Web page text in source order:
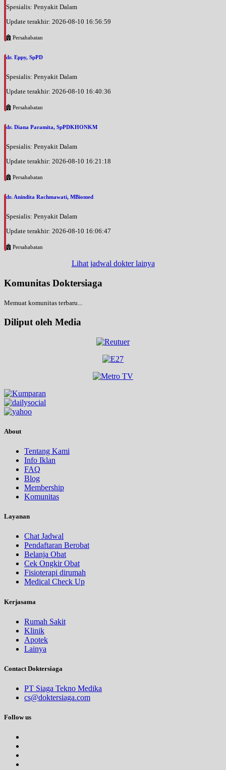
Spesialis: Penyakit Dalam
Update terakhir: 2026-08-10 16:56:59
Persahabatan
dr. Eppy, SpPD
Spesialis: Penyakit Dalam
Update terakhir: 2026-08-10 16:40:36
Persahabatan
dr. Diana Paramita, SpPDKHONKM
Spesialis: Penyakit Dalam
Update terakhir: 2026-08-10 16:21:18
Persahabatan
dr. Anindita Rachmawati, MBiomed
Spesialis: Penyakit Dalam
Update terakhir: 2026-08-10 16:06:47
Persahabatan
Lihat jadwal dokter lainya
Komunitas Doktersiaga
Memuat komunitas terbaru...
Diliput oleh Media
About
Tentang Kami
Info Iklan
FAQ
Blog
Membership
Komunitas
Layanan
Chat Jadwal
Pendaftaran Berobat
Belanja Obat
Cek Ongkir Obat
Fisioterapi dirumah
Medical Check Up
Kerjasama
Rumah Sakit
Klinik
Apotek
Lainya
Contact Doktersiaga
PT Siaga Tekno Medika
cs@doktersiaga.com
Follow us